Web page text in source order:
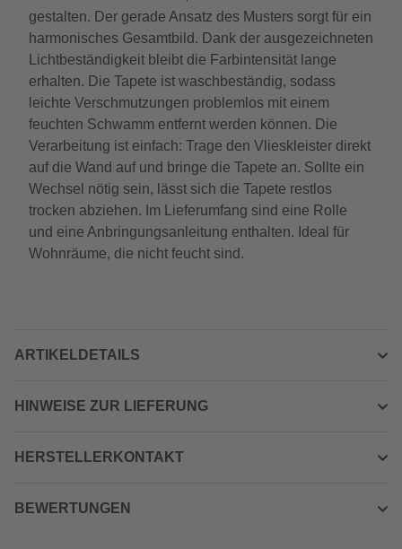
gestalten. Der gerade Ansatz des Musters sorgt für ein
harmonisches Gesamtbild. Dank der ausgezeichneten
Lichtbeständigkeit bleibt die Farbintensität lange
erhalten. Die Tapete ist waschbeständig, sodass
leichte Verschmutzungen problemlos mit einem
feuchten Schwamm entfernt werden können. Die
Verarbeitung ist einfach: Trage den Vlieskleister direkt
auf die Wand auf und bringe die Tapete an. Sollte ein
Wechsel nötig sein, lässt sich die Tapete restlos
trocken abziehen. Im Lieferumfang sind eine Rolle
und eine Anbringungsanleitung enthalten. Ideal für
Wohnräume, die nicht feucht sind.
ARTIKELDETAILS
HINWEISE ZUR LIEFERUNG
HERSTELLERKONTAKT
BEWERTUNGEN